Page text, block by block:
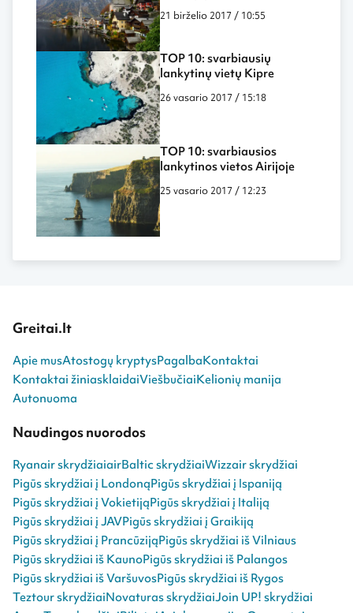
21 birželio 2017 / 10:55
TOP 10: svarbiausių
lankytinų vietų Kipre
26 vasario 2017 / 15:18
TOP 10: svarbiausios
lankytinos vietos Airijoje
25 vasario 2017 / 12:23
Greitai.lt
Apie musAtostogų kryptysPagalbaKontaktai
Kontaktai žiniasklaidaiViešbučiaiKelionių manija
Autonuoma
Naudingos nuorodos
Ryanair skrydžiaiairBaltic skrydžiaiWizzair skrydžiai
Pigūs skrydžiai į LondonąPigūs skrydžiai į Ispaniją
Pigūs skrydžiai į VokietijąPigūs skrydžiai į Italiją
Pigūs skrydžiai į JAVPigūs skrydžiai į Graikiją
Pigūs skrydžiai į PrancūzijąPigūs skrydžiai iš Vilniaus
Pigūs skrydžiai iš KaunoPigūs skrydžiai iš Palangos
Pigūs skrydžiai iš VaršuvosPigūs skrydžiai iš Rygos
Teztour skrydžiaiNovaturas skrydžiaiJoin UP! skrydžiai